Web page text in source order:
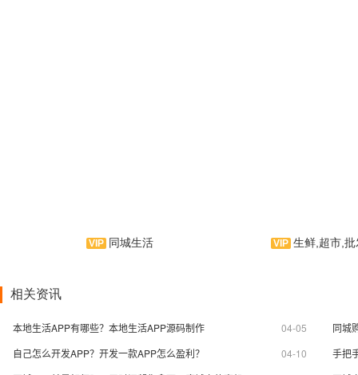
用软件。云集二手物品、房屋租
信息类服务云平台！是APP制作界
同城生活
信息类服务云平台
生鲜,超市,
相关资讯
本地生活APP有哪些？本地生活APP源码制作 04-05
同城
自己怎么开发APP？开发一款APP怎么盈利？
04-10
手把